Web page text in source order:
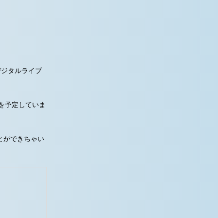
タルライブ
予定していま
ができちゃい